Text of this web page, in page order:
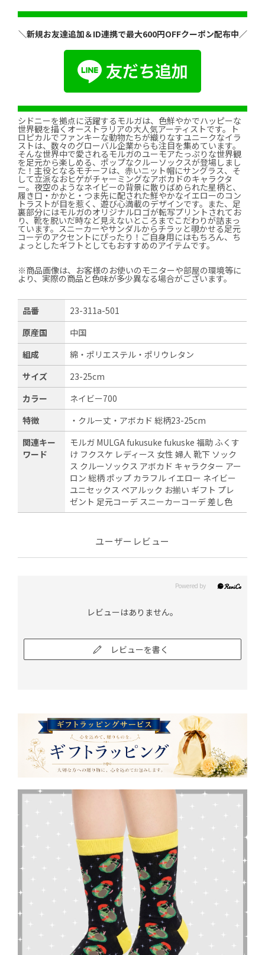
＼新規お友達追加＆ID連携で最大600円OFFクーポン配布中／
シドニーを拠点に活躍するモルガは、色鮮やかでハッピーな
世界観を描くオーストラリアの大人気アーティストです。ト
ロピカルでファンキーな動物たちが織りなすユニークなイラ
ストは、数々のグローバル企業からも注目を集めています。
そんな世界中で愛されるモルガのユーモアたっぷりな世界観
を足元から楽しめる、ポップなクルーソックスが登場しまし
た！主役となるモチーフは、赤いニット帽にサングラス、そ
して立派なおヒゲがチャーミングなアボカドのキャラクタ
ー。夜空のようなネイビーの背景に散りばめられた星柄と、
履き口・かかと・つま先に配された鮮やかなイエローのコン
トラストが目を惹く、遊び心満載のデザインです。また、足
裏部分にはモルガのオリジナルロゴが転写プリントされてお
り、靴を脱いだ時など見えないところまでこだわりが詰まっ
ています。スニーカーやサンダルからチラッと覗かせる足元
コーデのアクセントにぴったり！ご自身用にはもちろん、ち
ょっとしたギフトとしてもおすすめのアイテムです。
※商品画像は、お客様のお使いのモニターや部屋の環境等に
より、実際の商品と色味が多少異なる場合がございます。
品番
23-311a-501
原産国
中国
組成
綿・ポリエステル・ポリウレタン
サイズ
23-25cm
カラー
ネイビー700
特徴
・クルー丈・アボカド 総柄23-25cm
関連キー
ワード
モルガ MULGA fukusuke fukuske 福助 ふくす
け フクスケ レディース 女性 婦人 靴下 ソック
ス クルーソックス アボカド キャラクター アー
ロン 総柄 ポップ カラフル イエロー ネイビー
ユニセックス ペアルック お揃い ギフト プレ
ゼント 足元コーデ スニーカーコーデ 差し色
ユーザーレビュー
レビューはありません。
レビューを書く